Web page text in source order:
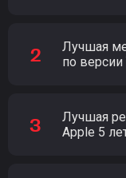
Лучшая
по версии
Лучшая
Apple 5